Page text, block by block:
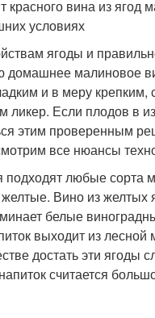
ягоды и
домашнее малиновое
и в меру крепким,
Если плодов в
этим проверенным
все нюансы
подходят любые сорта
Вино из желтых
белые
выходит из лесной
достать эти ягоды
считается